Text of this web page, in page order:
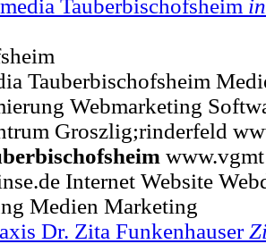
Tauberbischofsheim
Tauberbischofsheim
Webmarketing
Groszlig;rinderfeld
www.vgmt
Internet Website
Medien Marketing
Dr. Zita Funkenhauser